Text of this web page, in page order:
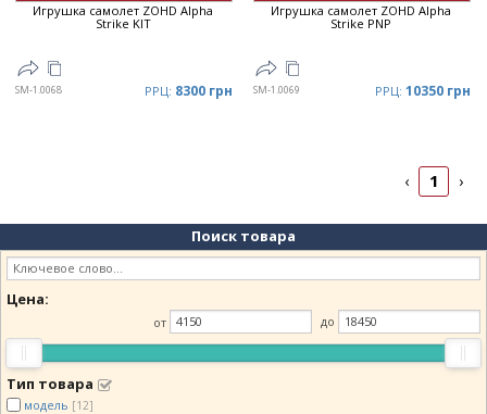
Игрушка самолет ZOHD Alpha
Strike KIT
SM-1.0068 РРЦ: 8300 грн
Игрушка самолет ZOHD Alpha
Strike PNP
SM-1.0069 РРЦ: 10350 грн
‹ 1 ›
Поиск товара
Цена:
от до
Тип товара
модель [12]